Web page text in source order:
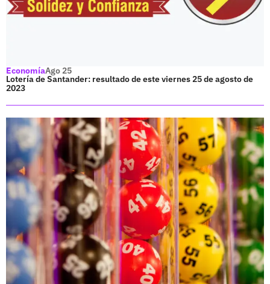
EconomíaAgo 25
Lotería de Santander: resultado de este viernes 25 de agosto de
2023